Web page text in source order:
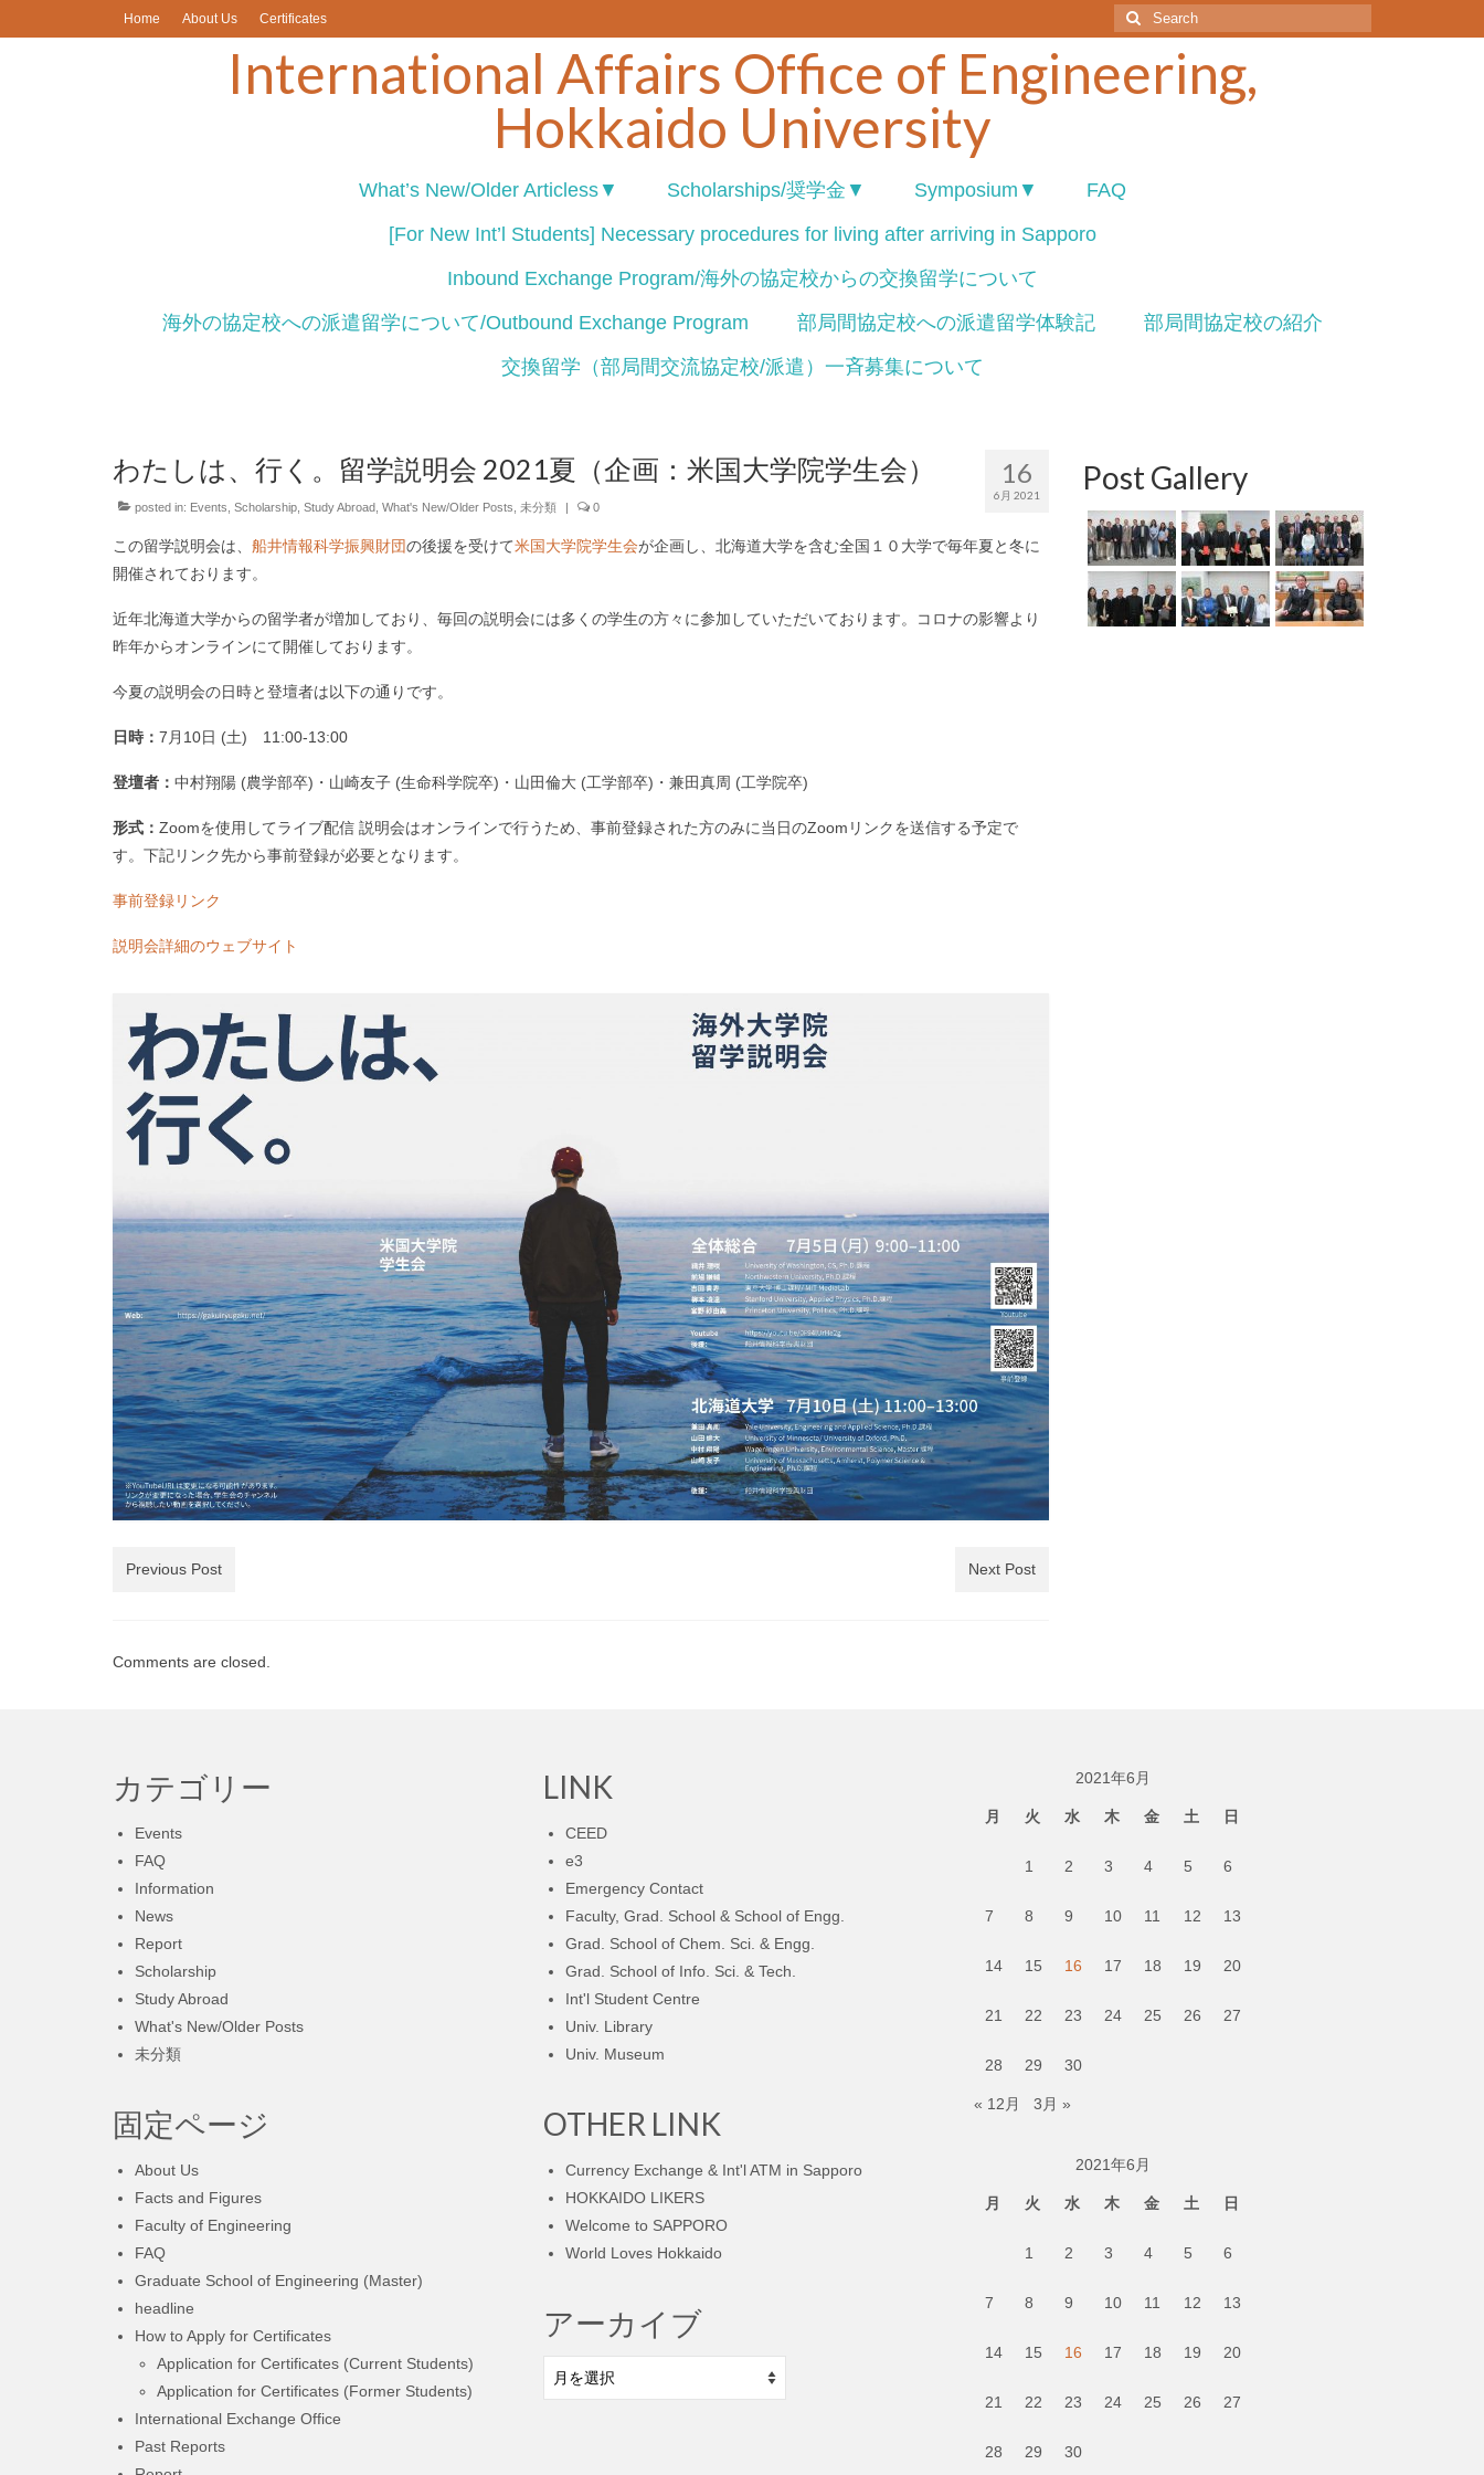
Home About Us Certificates
Search
International Affairs Office of Engineering,
Hokkaido University
What’s New/Older Articless▼ Scholarships/奨学金▼ Symposium▼
FAQ
[For New Int’l Students] Necessary procedures for living after arriving in Sapporo
Inbound Exchange Program/海外の協定校からの交換留学について
海外の協定校への派遣留学について/Outbound Exchange Program
部局間協定校への派遣留学体験記
部局間協定校の紹介
交換留学（部局間交流協定校/派遣）一斉募集について
16
6月 2021
わたしは、行く。留学説明会 2021夏（企画：米国大学院学生会）
posted in: Events Scholarship Study Abroad What's New/Older Posts 未分類 | 0
この留学説明会は、 船井情報科学振興財団の後援を受けて米国大学院学生会が企画し、北海道大学を含む全国１０大学で毎年夏と冬に
開催されております。
近年北海道大学からの留学者が増加しており、毎回の説明会には多くの学生の方々に参加していただいております。コロナの影響より
昨年からオンラインにて開催しております。
今夏の説明会の日時と登壇者は以下の通りです。
日時： 7月10日 (土) 11:00-13:00
登壇者： 中村翔陽 (農学部卒)・山崎友子 (生命科学院卒)・山田倫大 (工学部卒)・兼田真周 (工学院卒)
形式： Zoomを使用してライブ配信 説明会はオンラインで行うため、事前登録された方のみに当日のZoomリンクを送信する予定で
す。下記リンク先から事前登録が必要となります。
事前登録リンク
説明会詳細のウェブサイト
Previous Post Next Post
Comments are closed.
Post Gallery
カテゴリー
Events
FAQ
Information
News
Report
Scholarship
Study Abroad
What's New/Older Posts
未分類
固定ページ
About Us
Facts and Figures
Faculty of Engineering
FAQ
Graduate School of Engineering (Master)
headline
How to Apply for Certificates
Application for Certificates (Current Students)
Application for Certificates (Former Students)
International Exchange Office
Past Reports
LINK
CEED
e3
Emergency Contact
Faculty, Grad. School & School of Engg.
Grad. School of Chem. Sci. & Engg.
Grad. School of Info. Sci. & Tech.
Int'l Student Centre
Univ. Library
Univ. Museum
OTHER LINK
Currency Exchange & Int'l ATM in Sapporo
HOKKAIDO LIKERS
Welcome to SAPPORO
World Loves Hokkaido
アーカイブ
ア
ー
2021年6月
月 火 水 木 金 土 日
1 2 3 4 5 6
7 8 9 10 11 12 13
14 15 16 17 18 19 20
21 22 23 24 25 26 27
28 29 30
« 12月 3月 »
2021年6月
月 火 水 木 金 土 日
1 2 3 4 5 6
7 8 9 10 11 12 13
14 15 16 17 18 19 20
21 22 23 24 25 26 27
28 29 30